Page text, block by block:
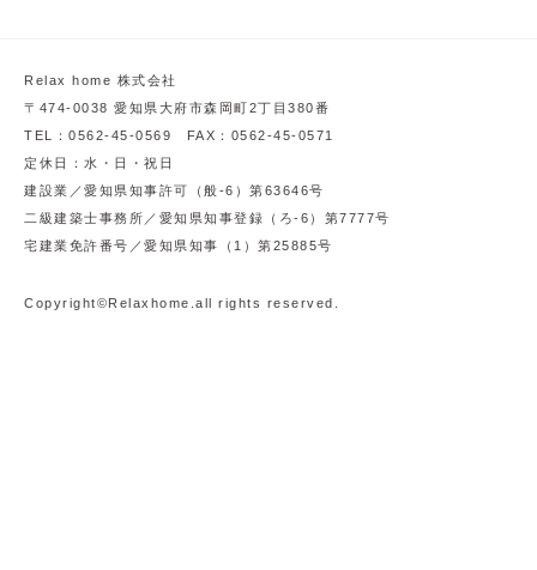
Relax home 株式会社
〒474-0038 愛知県大府市森岡町2丁目380番
TEL：0562-45-0569 FAX：0562-45-0571
定休日：水・日・祝日
建設業／愛知県知事許可（般-6）第63646号
二級建築士事務所／愛知県知事登録（ろ-6）第7777号
宅建業免許番号／愛知県知事（1）第25885号
Copyright©Relaxhome.all rights reserved.